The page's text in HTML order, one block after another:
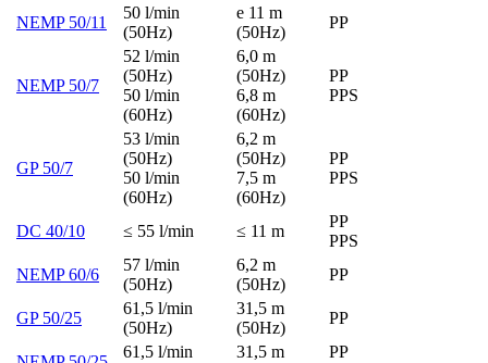
NEMP 50/11
50 l/min
(50Hz)
e 11 m
(50Hz)
PP
NEMP 50/7
52 l/min
(50Hz)
50 l/min
(60Hz)
6,0 m
(50Hz)
6,8 m
(60Hz)
PP
PPS
GP 50/7
53 l/min
(50Hz)
50 l/min
(60Hz)
6,2 m
(50Hz)
7,5 m
(60Hz)
PP
PPS
DC 40/10 ≤ 55 l/min ≤ 11 m
PP
PPS
NEMP 60/6
57 l/min
(50Hz)
6,2 m
(50Hz)
PP
GP 50/25
61,5 l/min
(50Hz)
31,5 m
(50Hz)
PP
61,5 l/min
31,5 m
PP